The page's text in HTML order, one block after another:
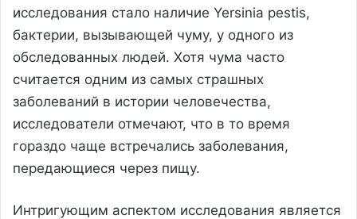
исследования стало наличие Yersinia pestis,
бактерии, вызывающей чуму, у одного из
обследованных людей. Хотя чума часто
считается одним из самых страшных
заболеваний в истории человечества,
исследователи отмечают, что в то время
гораздо чаще встречались заболевания,
передающиеся через пищу.
Интригующим аспектом исследования является